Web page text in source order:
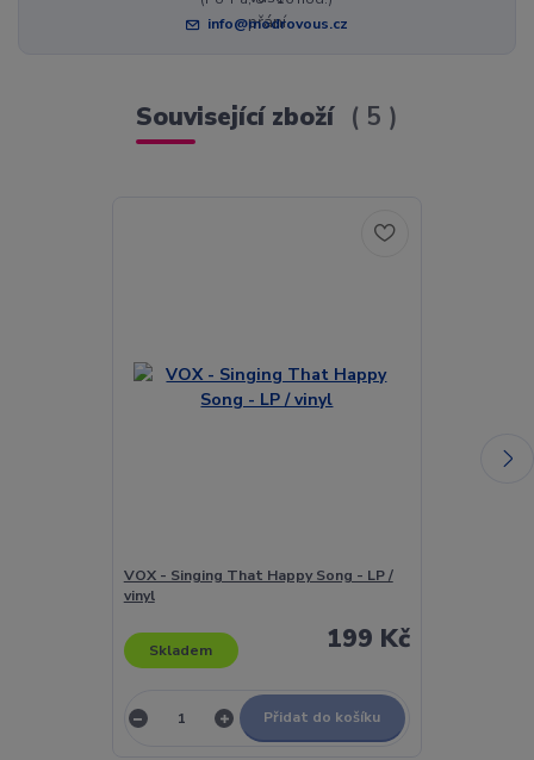
info@modrovous.cz
Související zboží 5
VOX - Singing That Happy Song - LP /
vinyl
199 Kč
Skladem
Přidat do košíku